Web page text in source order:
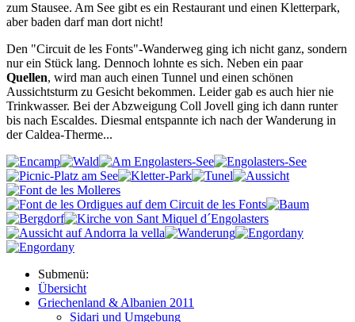
zum Stausee. Am See gibt es ein Restaurant und einen Kletterpark,
aber baden darf man dort nicht!
Den "Circuit de les Fonts"-Wanderweg ging ich nicht ganz, sondern
nur ein Stück lang. Dennoch lohnte es sich. Neben ein paar
Quellen, wird man auch einen Tunnel und einen schönen
Aussichtsturm zu Gesicht bekommen. Leider gab es auch hier nie
Trinkwasser. Bei der Abzweigung Coll Jovell ging ich dann runter
bis nach Escaldes. Diesmal entspannte ich nach der Wanderung in
der Caldea-Therme...
Submenü:
Übersicht
Griechenland & Albanien 2011
Sidari und Umgebung